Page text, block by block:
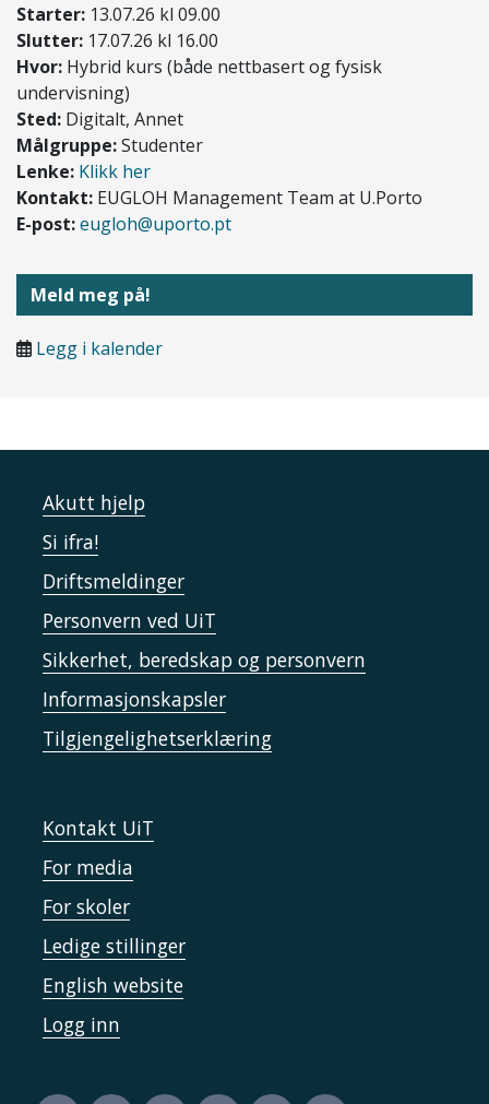
Starter: 13.07.26 kl 09.00
Slutter: 17.07.26 kl 16.00
Hvor: Hybrid kurs (både nettbasert og fysisk
undervisning)
Sted: Digitalt, Annet
Målgruppe:Studenter
Lenke: Klikk her
Kontakt: EUGLOH Management Team at U.Porto
E-post:eugloh@uporto.pt
Meld meg på!
Legg i kalender
Akutt hjelp
Si ifra!
Driftsmeldinger
Personvern ved UiT
Sikkerhet, beredskap og personvern
Informasjonskapsler
Tilgjengelighetserklæring
Kontakt UiT
For media
For skoler
Ledige stillinger
English website
Logg inn